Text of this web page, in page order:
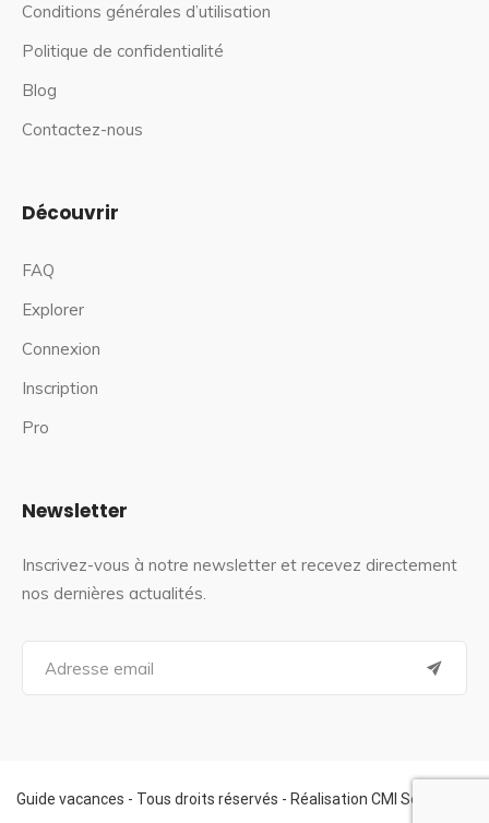
Conditions générales d’utilisation
Politique de confidentialité
Blog
Contactez-nous
Découvrir
FAQ
Explorer
Connexion
Inscription
Pro
Newsletter
Inscrivez-vous à notre newsletter et recevez directement
nos dernières actualités.
a
f
o
Guide vacances - Tous droits réservés - Réalisation CMI Services